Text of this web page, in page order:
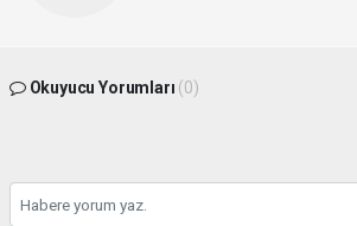
Okuyucu Yorumları (0)